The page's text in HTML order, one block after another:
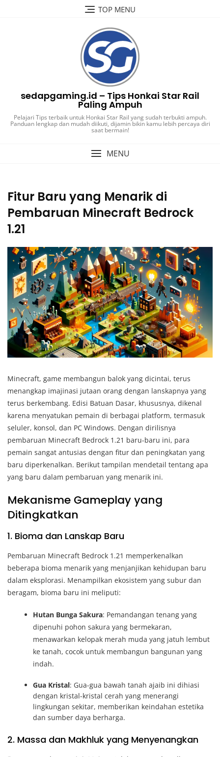
TOP MENU
sedapgaming.id – Tips Honkai Star Rail
Paling Ampuh
Pelajari Tips terbaik untuk Honkai Star Rail yang sudah terbukti ampuh.
Panduan lengkap dan mudah diikuti, dijamin bikin kamu lebih percaya diri
saat bermain!
MENU
Fitur Baru yang Menarik di
Pembaruan Minecraft Bedrock
1.21
Minecraft, game membangun balok yang dicintai, terus
menangkap imajinasi jutaan orang dengan lanskapnya yang
terus berkembang. Edisi Batuan Dasar, khususnya, dikenal
karena menyatukan pemain di berbagai platform, termasuk
seluler, konsol, dan PC Windows. Dengan dirilisnya
pembaruan Minecraft Bedrock 1.21 baru-baru ini, para
pemain sangat antusias dengan fitur dan peningkatan yang
baru diperkenalkan. Berikut tampilan mendetail tentang apa
yang baru dalam pembaruan yang menarik ini.
Mekanisme Gameplay yang
Ditingkatkan
1. Bioma dan Lanskap Baru
Pembaruan Minecraft Bedrock 1.21 memperkenalkan
beberapa bioma menarik yang menjanjikan kehidupan baru
dalam eksplorasi. Menampilkan ekosistem yang subur dan
beragam, bioma baru ini meliputi:
Hutan Bunga Sakura: Pemandangan tenang yang
dipenuhi pohon sakura yang bermekaran,
menawarkan kelopak merah muda yang jatuh lembut
ke tanah, cocok untuk membangun bangunan yang
indah.
Gua Kristal: Gua-gua bawah tanah ajaib ini dihiasi
dengan kristal-kristal cerah yang menerangi
lingkungan sekitar, memberikan keindahan estetika
dan sumber daya berharga.
2. Massa dan Makhluk yang Menyenangkan